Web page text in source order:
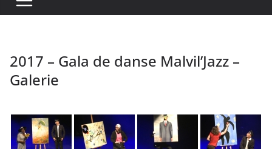
2017 – Gala de danse Malvil’Jazz –
Galerie